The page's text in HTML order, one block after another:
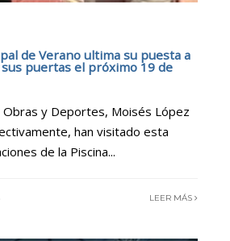
de Verano ultima su puesta a
puertas el próximo 19 de
Obras y Deportes, Moisés López
han visitado esta
de la Piscina...
LEER MÁS